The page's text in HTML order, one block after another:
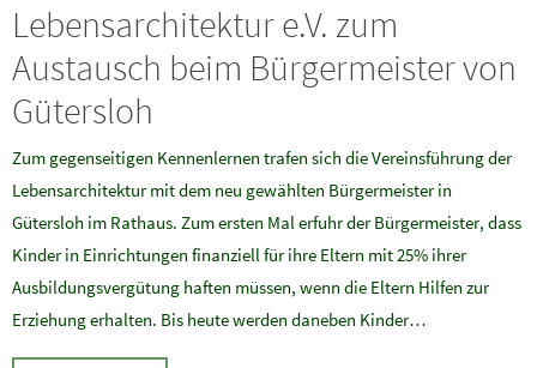
Lebensarchitektur e.V. zum
Austausch beim Bürgermeister von
Gütersloh
Zum gegenseitigen Kennenlernen trafen sich die Vereinsführung der
Lebensarchitektur mit dem neu gewählten Bürgermeister in
Gütersloh im Rathaus. Zum ersten Mal erfuhr der Bürgermeister, dass
Kinder in Einrichtungen finanziell für ihre Eltern mit 25% ihrer
Ausbildungsvergütung haften müssen, wenn die Eltern Hilfen zur
Erziehung erhalten. Bis heute werden daneben Kinder…